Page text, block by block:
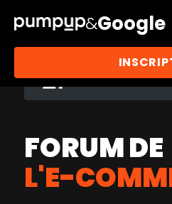
&Google
FORUM DE
L'E-